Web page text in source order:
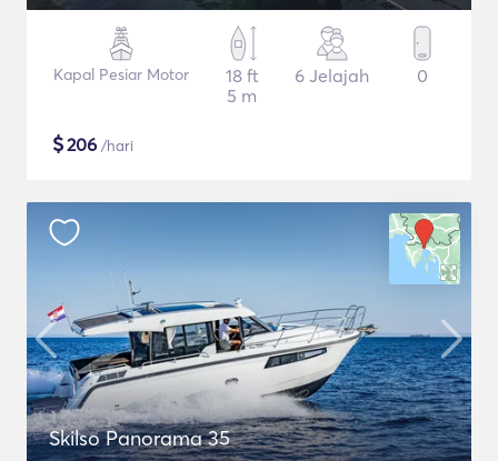
Kapal Pesiar Motor
18 ft
5 m
6 Jelajah 0
$206 /hari
Skilso Panorama 35